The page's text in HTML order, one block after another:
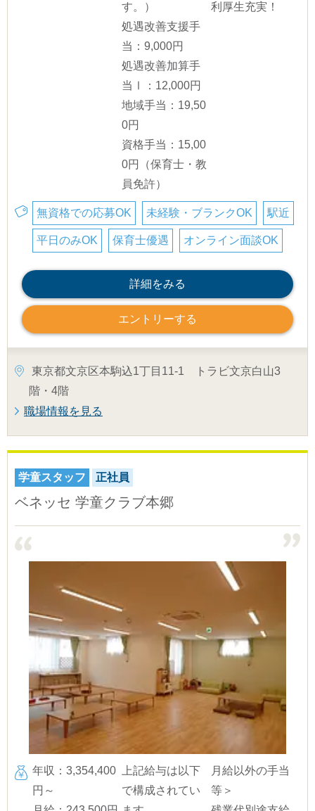
す。）
処遇改善支援手
当：9,000円
処遇改善加算手
当Ⅰ：12,000円
地域手当：19,50
0円
資格手当：15,00
0円（保育士・教
員免許）
利厚生充実！
無資格での応募OK 未経験・ブランクOK 駅近
平日のみOK 保育士優遇 オンライン面談OK
詳細をみる
エントリーする
東京都文京区本駒込1丁目11-1 トラビ文京白山3
階・4階
職場情報を見る
学童スタッフ 正社員
ベネッセ 学童クラブ本郷
年収：3,354,400
円～
上記給与は以下
で構成されてい
月給以外の手当
等＞